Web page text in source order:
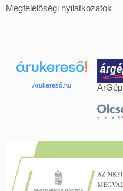
Megfelelőségi nyilatkozatok
Árukereső.hu ÁrGép